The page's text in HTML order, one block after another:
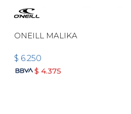
ONEILL MALIKA
$ 6.250
$ 4.375